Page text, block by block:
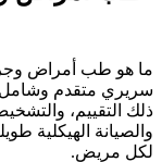
ما هو طب أمراض
سريري متقدم وشامل
ذلك التقييم،
والصيانة الهيكلية
لكل مريض.